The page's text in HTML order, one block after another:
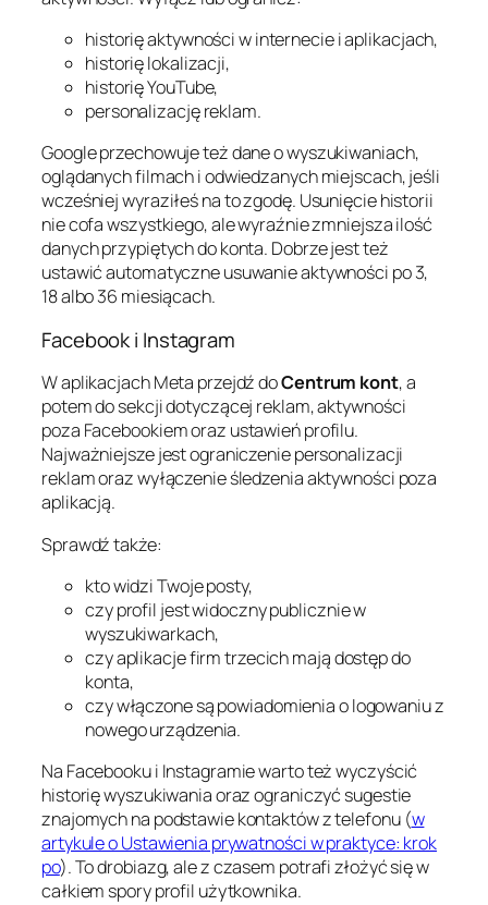
historię aktywności w internecie i aplikacjach,
historię lokalizacji,
historię YouTube,
personalizację reklam.
Google przechowuje też dane o wyszukiwaniach,
oglądanych filmach i odwiedzanych miejscach, jeśli
wcześniej wyraziłeś na to zgodę. Usunięcie historii
nie cofa wszystkiego, ale wyraźnie zmniejsza ilość
danych przypiętych do konta. Dobrze jest też
ustawić automatyczne usuwanie aktywności po 3,
18 albo 36 miesiącach.
Facebook i Instagram
W aplikacjach Meta przejdź doCentrum kont, a
potem do sekcji dotyczącej reklam, aktywności
poza Facebookiem oraz ustawień profilu.
Najważniejsze jest ograniczenie personalizacji
reklam oraz wyłączenie śledzenia aktywności poza
aplikacją.
Sprawdź także:
kto widzi Twoje posty,
czy profil jest widoczny publicznie w
wyszukiwarkach,
czy aplikacje firm trzecich mają dostęp do
konta,
czy włączone są powiadomienia o logowaniu z
nowego urządzenia.
Na Facebooku i Instagramie warto też wyczyścić
historię wyszukiwania oraz ograniczyć sugestie
znajomych na podstawie kontaktów z telefonu (w
artykule o Ustawienia prywatności w praktyce: krok
po). To drobiazg, ale z czasem potrafi złożyć się w
całkiem spory profil użytkownika.